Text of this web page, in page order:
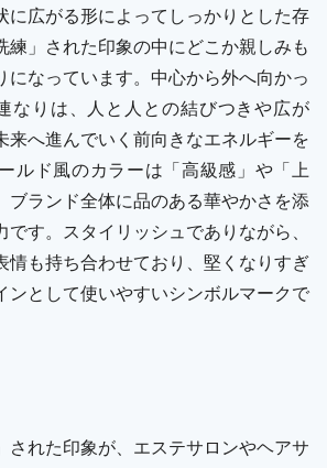
に広がる形によってしっかりとした存
練」された印象の中にどこか親しみも
になっています。中心から外へ向かっ
なりは、人と人との結びつきや広が
来へ進んでいく前向きなエネルギーを
ルド風のカラーは「高級感」や「上
ブランド全体に品のある華やかさを添
す。スタイリッシュでありながら、
情も持ち合わせており、堅くなりすぎ
ンとして使いやすいシンボルマークで
された印象が、エステサロンやヘアサ